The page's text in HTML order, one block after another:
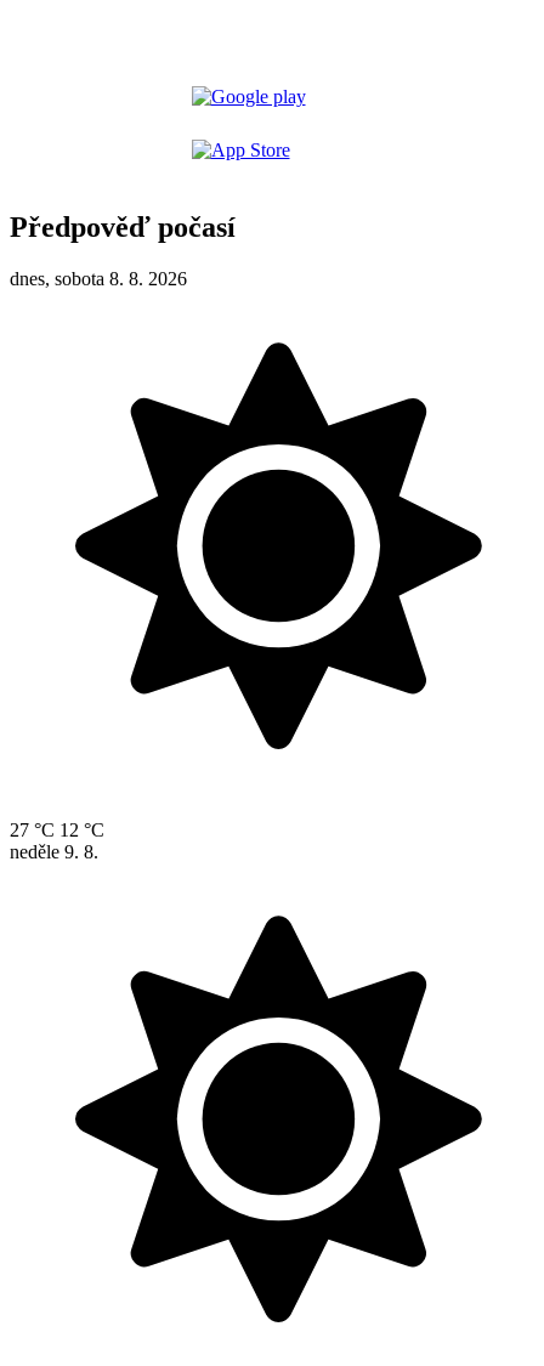
Předpověď počasí
dnes, sobota 8. 8. 2026
27 °C 12 °C
neděle 9. 8.